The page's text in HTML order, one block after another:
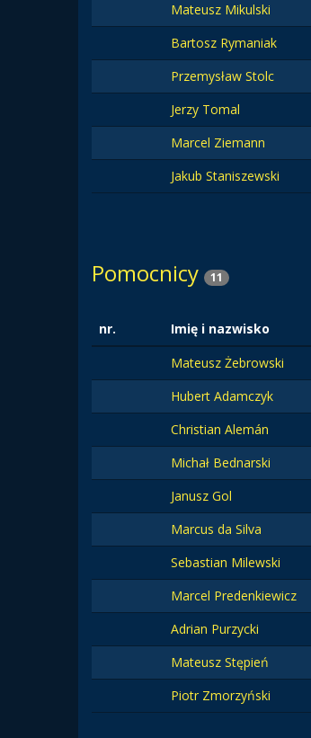
Mateusz Mikulski
Bartosz Rymaniak
Przemysław Stolc
Jerzy Tomal
Marcel Ziemann
Jakub Staniszewski
Pomocnicy 11
nr. Imię i nazwisko
Mateusz Żebrowski
Hubert Adamczyk
Christian Alemán
Michał Bednarski
Janusz Gol
Marcus da Silva
Sebastian Milewski
Marcel Predenkiewicz
Adrian Purzycki
Mateusz Stępień
Piotr Zmorzyński